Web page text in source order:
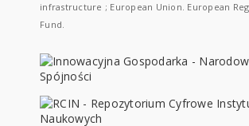
infrastructure ; European Union. European
Fund.